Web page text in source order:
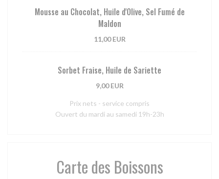
Mousse au Chocolat, Huile d'Olive, Sel Fumé de
Maldon
11,00 EUR
Sorbet Fraise, Huile de Sariette
9,00 EUR
Prix nets - service compris
Ouvert du mardi au samedi 19h-23h
Carte des Boissons